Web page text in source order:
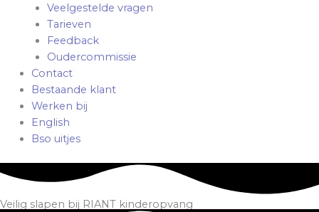
Veelgestelde vragen
Tarieven
Feedback
Oudercommissie
Contact
Bestaande klant
Werken bij
English
Bso uitjes
Veilig slapen bij RIANT kinderopvang